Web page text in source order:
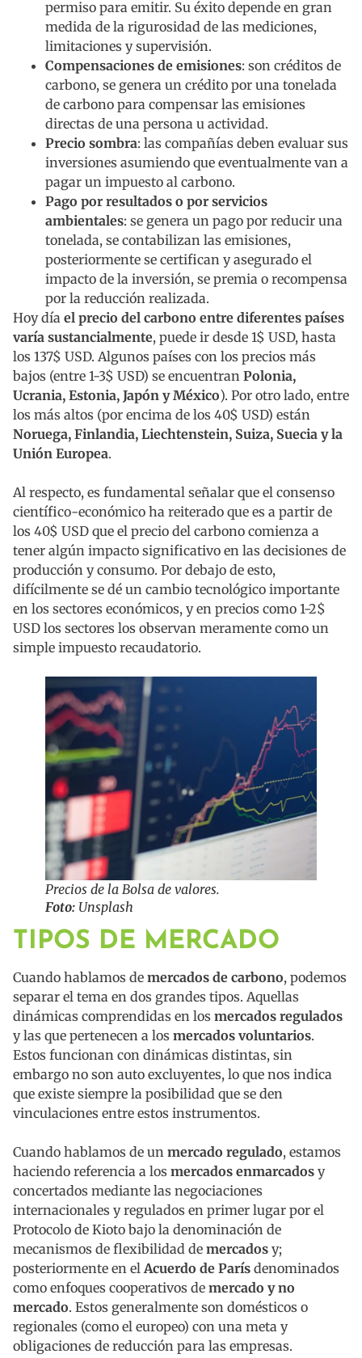
permiso para emitir. Su éxito depende en gran
medida de la rigurosidad de las mediciones,
limitaciones y supervisión.
Compensaciones de emisiones: son créditos de
carbono, se genera un crédito por una tonelada
de carbono para compensar las emisiones
directas de una persona u actividad.
Precio sombra: las compañías deben evaluar sus
inversiones asumiendo que eventualmente van a
pagar un impuesto al carbono.
Pago por resultados o por servicios
ambientales: se genera un pago por reducir una
tonelada, se contabilizan las emisiones,
posteriormente se certifican y asegurado el
impacto de la inversión, se premia o recompensa
por la reducción realizada.
Hoy día el precio del carbono entre diferentes países
varía sustancialmente, puede ir desde 1$ USD, hasta
los 137$ USD. Algunos países con los precios más
bajos (entre 1-3$ USD) se encuentran Polonia,
Ucrania, Estonia, Japón y México). Por otro lado, entre
los más altos (por encima de los 40$ USD) están
Noruega, Finlandia, Liechtenstein, Suiza, Suecia y la
Unión Europea.
Al respecto, es fundamental señalar que el consenso
científico-económico ha reiterado que es a partir de
los 40$ USD que el precio del carbono comienza a
tener algún impacto significativo en las decisiones de
producción y consumo. Por debajo de esto,
difícilmente se dé un cambio tecnológico importante
en los sectores económicos, y en precios como 1-2$
USD los sectores los observan meramente como un
simple impuesto recaudatorio.
Precios de la Bolsa de valores.
Foto: Unsplash
TIPOS DE MERCADO
Cuando hablamos de mercados de carbono, podemos
separar el tema en dos grandes tipos. Aquellas
dinámicas comprendidas en los mercados regulados
y las que pertenecen a los mercados voluntarios.
Estos funcionan con dinámicas distintas, sin
embargo no son auto excluyentes, lo que nos indica
que existe siempre la posibilidad que se den
vinculaciones entre estos instrumentos.
Cuando hablamos de un mercado regulado, estamos
haciendo referencia a los mercados enmarcados y
concertados mediante las negociaciones
internacionales y regulados en primer lugar por el
Protocolo de Kioto bajo la denominación de
mecanismos de flexibilidad de mercados y;
posteriormente en elAcuerdo de París denominados
como enfoques cooperativos de mercado y no
mercado. Estos generalmente son domésticos o
regionales (como el europeo) con una meta y
obligaciones de reducción para las empresas.